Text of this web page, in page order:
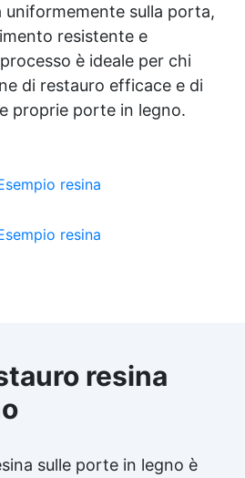
uniformemente sulla porta,
resistente e
è ideale per chi
di restauro efficace e di
proprie porte in legno.
resina
sulle porte in legno è